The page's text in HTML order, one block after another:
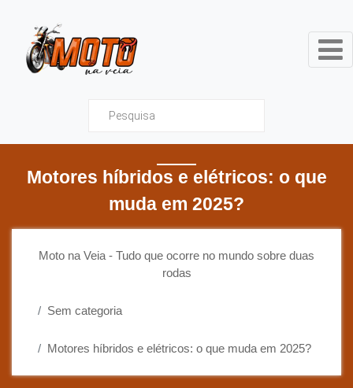
Moto na Veia - Tudo que
Motores híbridos e elétricos: o que
muda em 2025?
Moto na Veia - Tudo que ocorre no mundo sobre duas
rodas
Sem categoria
Motores híbridos e elétricos: o que muda em 2025?